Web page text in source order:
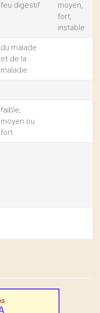
feu digestif
moyen,
fort,
instable
du malade
et de la
maladie
faible,
moyen ou
fort